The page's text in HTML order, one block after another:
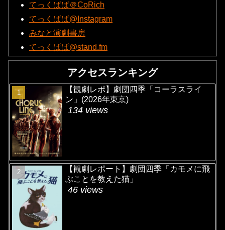
てっくぱぱ＠CoRich
てっくぱぱ@Instagram
みなと演劇書房
てっくぱぱ@stand.fm
アクセスランキング
【観劇レポ】劇団四季「コーラスライ
ン」(2026年東京)
134 views
【観劇レポート】劇団四季「カモメに飛
ぶことを教えた猫」
46 views